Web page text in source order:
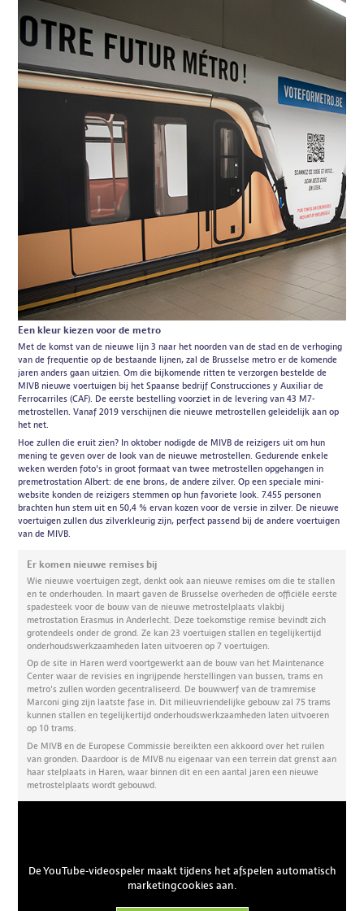
Een kleur kiezen voor de metro
Met de komst van de nieuwe lijn 3 naar het noorden van de stad en de verhoging
van de frequentie op de bestaande lijnen, zal de Brusselse metro er de komende
jaren anders gaan uitzien. Om die bijkomende ritten te verzorgen bestelde de
MIVB nieuwe voertuigen bij het Spaanse bedrijf Construcciones y Auxiliar de
Ferrocarriles (CAF). De eerste bestelling voorziet in de levering van 43 M7-
metrostellen. Vanaf 2019 verschijnen die nieuwe metrostellen geleidelijk aan op
het net.
Hoe zullen die eruit zien? In oktober nodigde de MIVB de reizigers uit om hun
mening te geven over de look van de nieuwe metrostellen. Gedurende enkele
weken werden foto's in groot formaat van twee metrostellen opgehangen in
premetrostation Albert: de ene brons, de andere zilver. Op een speciale mini-
website konden de reizigers stemmen op hun favoriete look. 7.455 personen
brachten hun stem uit en 50,4 % ervan kozen voor de versie in zilver. De nieuwe
voertuigen zullen dus zilverkleurig zijn, perfect passend bij de andere voertuigen
van de MIVB.
Er komen nieuwe remises bij
Wie nieuwe voertuigen zegt, denkt ook aan nieuwe remises om die te stallen
en te onderhouden. In maart gaven de Brusselse overheden de officiële eerste
spadesteek voor de bouw van de nieuwe metrostelplaats vlakbij
metrostation Erasmus in Anderlecht. Deze toekomstige remise bevindt zich
grotendeels onder de grond. Ze kan 23 voertuigen stallen en tegelijkertijd
onderhoudswerkzaamheden laten uitvoeren op 7 voertuigen.
Op de site in Haren werd voortgewerkt aan de bouw van het Maintenance
Center waar de revisies en ingrijpende herstellingen van bussen, trams en
metro's zullen worden gecentraliseerd. De bouwwerf van de tramremise
Marconi ging zijn laatste fase in. Dit milieuvriendelijke gebouw zal 75 trams
kunnen stallen en tegelijkertijd onderhoudswerkzaamheden laten uitvoeren
op 10 trams.
De MIVB en de Europese Commissie bereikten een akkoord over het ruilen
van gronden. Daardoor is de MIVB nu eigenaar van een terrein dat grenst aan
haar stelplaats in Haren, waar binnen dit en een aantal jaren een nieuwe
metrostelplaats wordt gebouwd.
De YouTube-videospeler maakt tijdens het afspelen automatisch
marketingcookies aan.